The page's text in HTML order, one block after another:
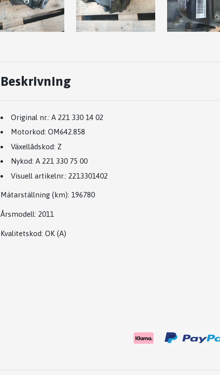
Beskrivning
Original nr.: A 221 330 14 02
Motorkod: OM642.858
Växellådskod: Z
Nykod: A 221 330 75 00
Visuell artikelnr.: 2213301402
Mätarställning (km): 196780
Årsmodell: 2011
Kvalitetskod: OK (A)